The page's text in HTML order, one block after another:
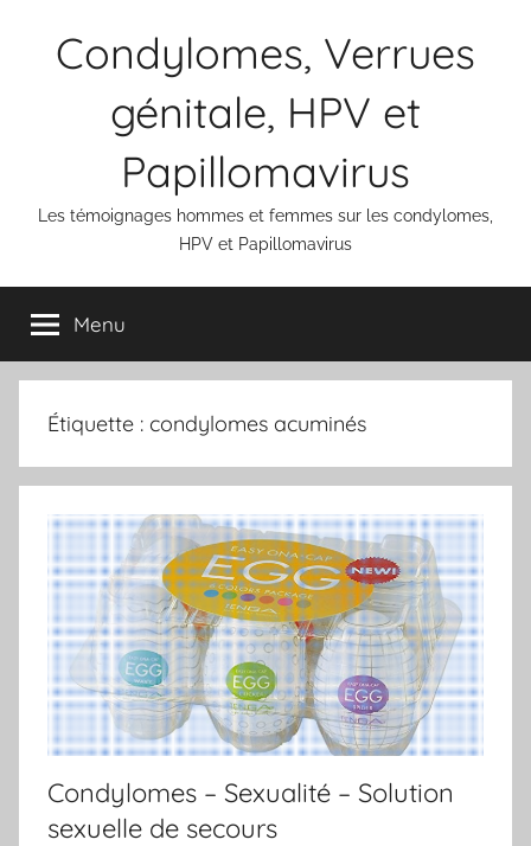
Condylomes, Verrues
génitale, HPV et
Papillomavirus
Les témoignages hommes et femmes sur les condylomes,
HPV et Papillomavirus
Menu
Étiquette : condylomes acuminés
Condylomes – Sexualité – Solution
sexuelle de secours